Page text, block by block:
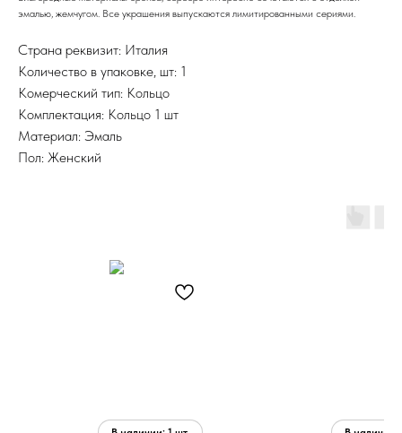
эмалью, жемчугом. Все украшения выпускаются лимитированными сериями.
Страна реквизит: Италия
Количество в упаковке, шт: 1
Комерческий тип: Кольцо
Комплектация: Кольцо 1 шт
Материал: Эмаль
Пол: Женский